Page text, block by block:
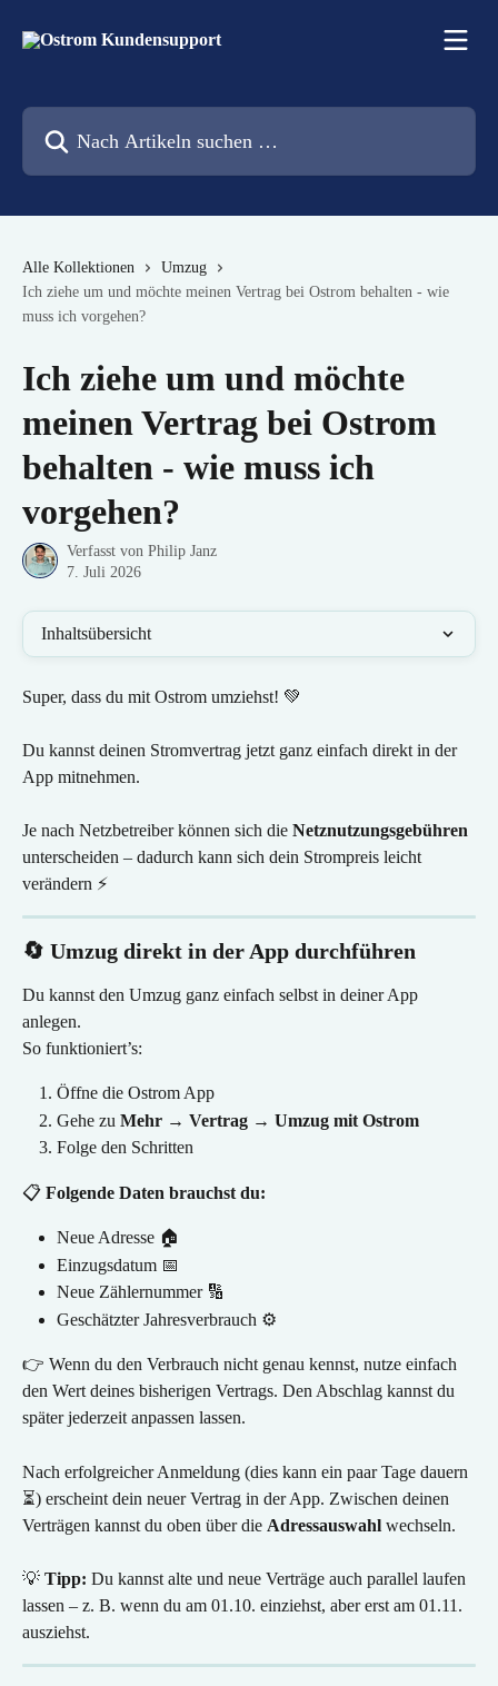
Alle Kollektionen
Umzug
Ich ziehe um und möchte meinen Vertrag bei Ostrom behalten - wie
muss ich vorgehen?
Ich ziehe um und möchte
meinen Vertrag bei Ostrom
behalten - wie muss ich
vorgehen?
Verfasst von Philip Janz
7. Juli 2026
Inhaltsübersicht
Super, dass du mit Ostrom umziehst! 💚
Du kannst deinen Stromvertrag jetzt ganz einfach direkt in der
App mitnehmen.
Je nach Netzbetreiber können sich die Netznutzungsgebühren
unterscheiden – dadurch kann sich dein Strompreis leicht
verändern ⚡️
🔄 Umzug direkt in der App durchführen
Du kannst den Umzug ganz einfach selbst in deiner App
anlegen.
So funktioniert’s:
Öffne die Ostrom App
Gehe zu Mehr → Vertrag → Umzug mit Ostrom
Folge den Schritten
📋 Folgende Daten brauchst du:
Neue Adresse 🏠
Einzugsdatum 📅
Neue Zählernummer 🔢
Geschätzter Jahresverbrauch ⚙️
👉 Wenn du den Verbrauch nicht genau kennst, nutze einfach
den Wert deines bisherigen Vertrags. Den Abschlag kannst du
später jederzeit anpassen lassen.
Nach erfolgreicher Anmeldung (dies kann ein paar Tage dauern
⏳) erscheint dein neuer Vertrag in der App. Zwischen deinen
Verträgen kannst du oben über die Adressauswahl wechseln.
💡 Tipp: Du kannst alte und neue Verträge auch parallel laufen
lassen – z. B. wenn du am 01.10. einziehst, aber erst am 01.11.
ausziehst.